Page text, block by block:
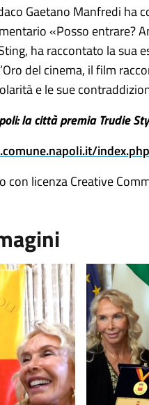
Gaetano Manfredi ha
«Posso entrare?
ha raccontato la sua
del cinema, il film
e le sue
la città premia Trudie
con licenza Creative